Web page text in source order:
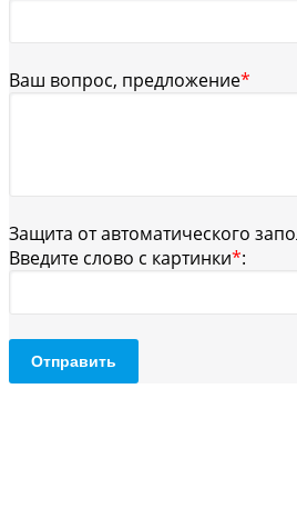
Ваш вопрос, предложение*
Защита от автоматического
Введите слово с картинки*:
Отправить